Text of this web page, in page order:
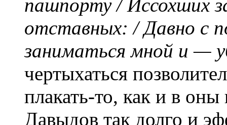
пашпорту / Иссохших
отставных: / Давно с
заниматься мной и —
чертыхаться
плакать-то, как и в
Давыдов так долго и